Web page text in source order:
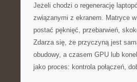
Jeżeli chodzi o regenerację
związanymi z ekranem. Matryce
postać pęknięć, przebarwień,
Zdarza się, że przyczyną jest
obudowy, a czasem GPU lub
jako proces: kontrola połączeń,